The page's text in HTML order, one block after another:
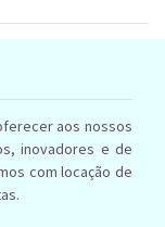
aos nossos
inovadores e de
com locação de